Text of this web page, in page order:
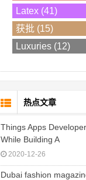
Latex (41)
获批 (15)
Luxuries (12)
热点文章
Things Apps
While Building A
2020-12-26
Dubai fashion